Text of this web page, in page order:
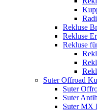
Rekluse
Rekluse
Rekluse
Suter Offroad
Suter
Suter
Suter MX